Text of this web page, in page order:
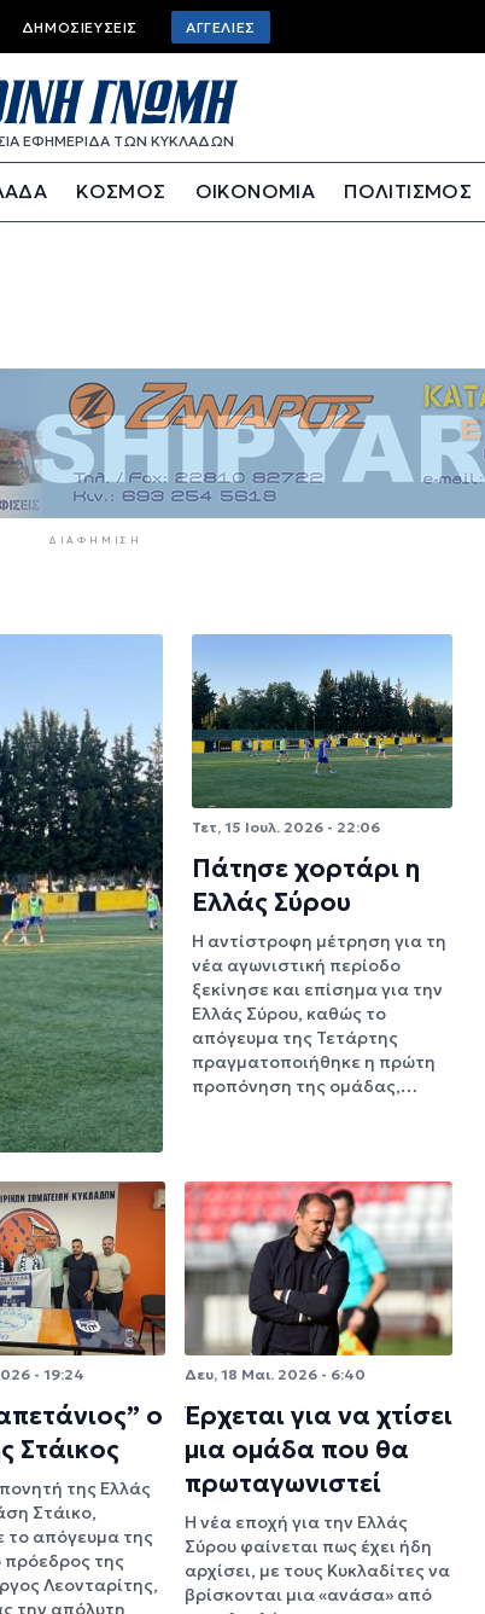
Top bar menu
ΔΗΜΟΣΙΕΎΣΕΙΣ ΑΓΓΕΛΊΕΣ
ΕΦΗΜΕΡΙΔΑ ΤΩΝ ΚΥΚΛΑΔΩΝ
ΚΟΣΜΟΣ ΟΙΚΟΝΟΜΙΑ ΠΟΛΙΤΙΣΜΟΣ
ΔΙΑΦΉΜΙΣΗ
Τετ, 15 Ιουλ. 2026 - 22:06
Πάτησε χορτάρι η
Ελλάς Σύρου
Η αντίστροφη μέτρηση για τη
νέα αγωνιστική περίοδο
ξεκίνησε και επίσημα για την
Ελλάς Σύρου, καθώς το
απόγευμα της Τετάρτης
πραγματοποιήθηκε η πρώτη
προπόνηση της ομάδας,…
- 19:24
ο
Στάικος
της Ελλάς
Στάικο,
το απόγευμα της
της
Λεονταρίτης,
την απόλυτη
Δευ, 18 Μαι. 2026 - 6:40
Έρχεται για να χτίσει
μια ομάδα που θα
πρωταγωνιστεί
Η νέα εποχή για την Ελλάς
Σύρου φαίνεται πως έχει ήδη
αρχίσει, με τους Κυκλαδίτες να
βρίσκονται μια «ανάσα» από